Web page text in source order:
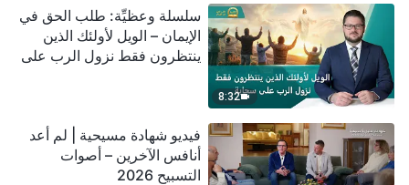
8:32
سلسلة وعظيِّة: طلب الحق في
الإيمان – الويل لأولئك الذين
ينتظرون فقط نزول الرب على
فيديو شهادة مسيحية | لم أعد
أنافس الآخرين – أصوات
التسبيح 2026